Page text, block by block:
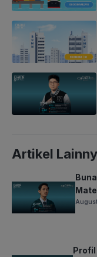
Artikel
Profil